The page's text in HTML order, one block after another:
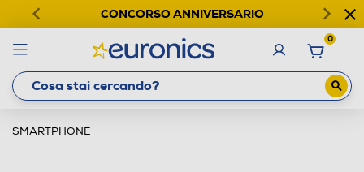
CONCORSO ANNIVERSARIO
0
SMARTPHONE